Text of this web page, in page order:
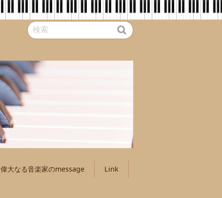
偉大なる音楽家のmessage Link